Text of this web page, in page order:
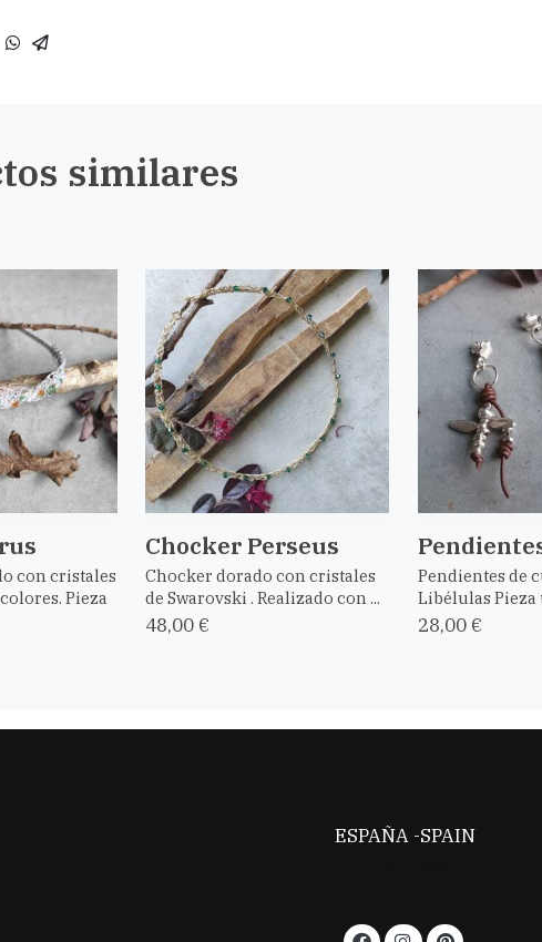
similares
con cristales
Pieza
Chocker Perseus
Chocker dorado con cristales
de Swarovski . Realizado con ...
48,00 €
Pendientes de
Libélulas Pieza
28,00 €
ESPAÑA -SPAIN